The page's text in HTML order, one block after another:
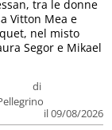
di
il 09/08/2026
tra le donne
Vitton Mea e
nel misto
Segor e Mikael